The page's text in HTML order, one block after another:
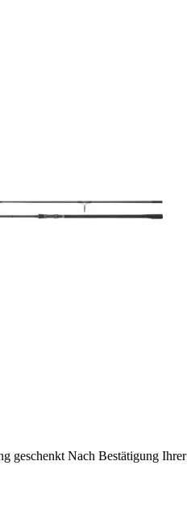
geschenkt Nach Bestätigung Ihrer